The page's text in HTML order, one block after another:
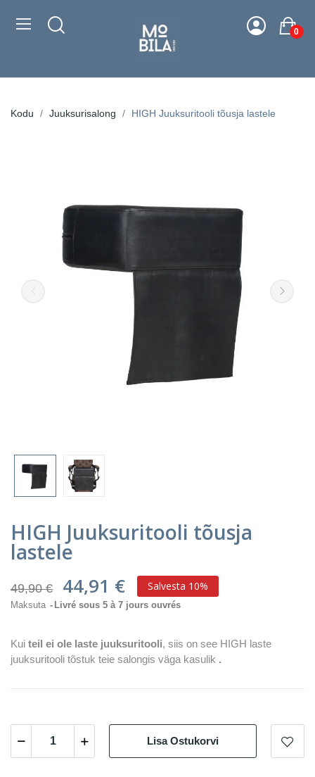
0
Kodu Juuksurisalong HIGH Juuksuritooli tõusja lastele
HIGH Juuksuritooli tõusja
lastele
49,90 € 44,91 € Salvesta 10%
Maksuta Livré sous 5 à 7 jours ouvrés
Kui teil ei ole laste juuksuritooli, siis on see HIGH laste
juuksuritooli tõstuk teie salongis väga kasulik .
Lisa Ostukorvi